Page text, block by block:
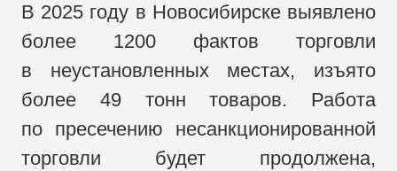
В 2025 году в Новосибирске выявлено
более 1200 фактов торговли
в неустановленных местах, изъято
более 49 тонн товаров. Работа
по пресечению несанкционированной
торговли будет продолжена,